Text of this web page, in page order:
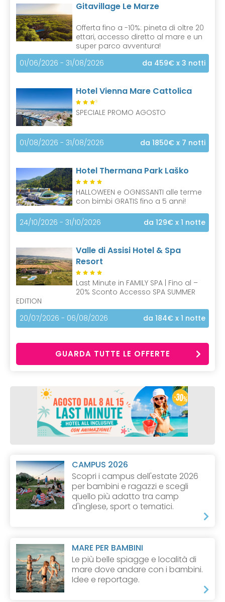
Gitavillage Le Marze
Offerta fino a -10%: pineta di oltre 20
ettari, accesso diretto al mare e un
super parco avventura!
01/06/2026 - 31/08/2026
da 459€ x 3 notti
Hotel Vienna Mare Cattolica
S
SPECIALE PROMO AGOSTO
01/08/2026 - 31/08/2026 da 1850€ x 7 notti
Hotel Thermana Park Laško
HALLOWEEN e OGNISSANTI alle terme
con bimbi GRATIS fino a 5 anni!
24/10/2026 - 31/10/2026 da 129€ x 1 notte
Valle di Assisi Hotel & Spa
Resort
Last Minute in FAMILY SPA | Fino al –
20% Sconto Accesso SPA SUMMER
EDITION
20/07/2026 - 06/08/2026
da 184€ x 1 notte
GUARDA TUTTE LE OFFERTE
CAMPUS 2026
Scopri i campus dell'estate 2026
per bambini e ragazzi e scegli
quello più adatto tra camp
d'inglese, sport o tematici.
MARE PER BAMBINI
Le più belle spiagge e località di
mare dove andare con i bambini.
Idee e reportage.